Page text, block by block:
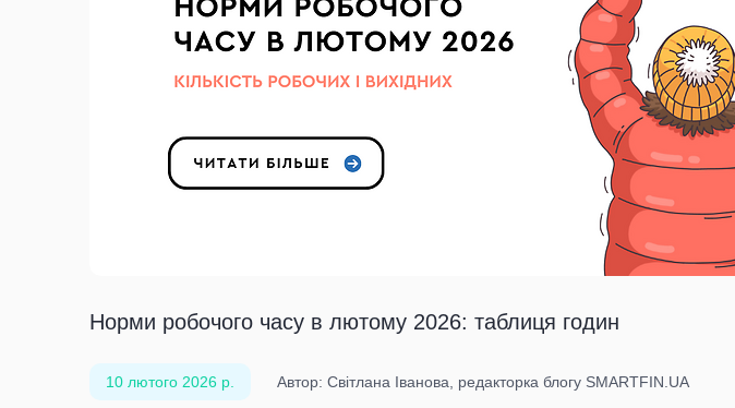
Норми робочого часу в лютому 2026: таблиця годин
10 лютого 2026 р. Автор: Світлана Іванова, редакторка блогу SMARTFIN.UA